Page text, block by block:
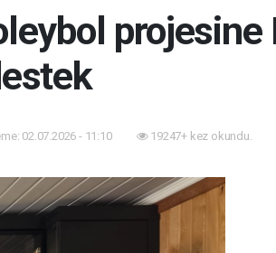
projesine
02.07.2026 - 11:10 19247+ kez okundu.